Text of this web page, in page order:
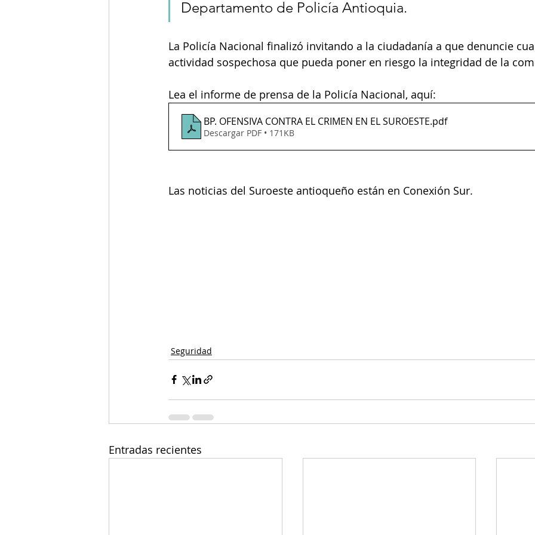
Departamento de Policía Antioquia.
La Policía Nacional finalizó invitando a la ciudadanía a que denuncie
actividad sospechosa que pueda poner en riesgo la integridad de la
Lea el informe de prensa de la Policía Nacional, aquí:
BP. OFENSIVA CONTRA EL CRIMEN EN EL SUROESTE.pdf
Descargar PDF • 171KB
Las noticias del Suroeste antioqueño están en Conexión Sur.
Seguridad
Entradas recientes